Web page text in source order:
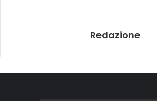
Redazione